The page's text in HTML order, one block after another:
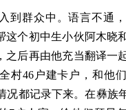
到群众中。语言不通
这个初中生小伙阿木晓
之后再由他充当翻译一
村46户建卡户，和他
况都记录下来。在彝族